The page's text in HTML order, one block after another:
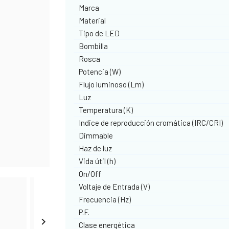

Marca
Material
Tipo de LED
Bombilla
Rosca
Potencia (W)
Flujo luminoso (Lm)
Luz
Temperatura (K)
Indice de reproducción cromática (IRC/CRI)
Dimmable
Haz de luz
Vida útil (h)
On/Off
Voltaje de Entrada (V)
Frecuencia (Hz)
P.F.
Clase energética